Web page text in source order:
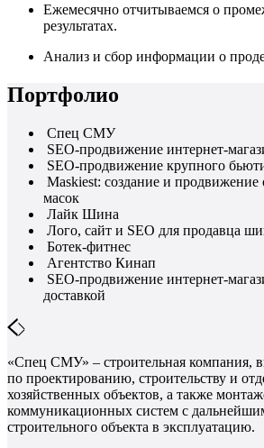
Ежемесячно отчитываемся о
результатах.
Анализ и сбор информации о
Портфолио
Спец СМУ
SEO-продвижение интернет-
SEO-продвижение крупного
Maskiest: создание и продвижение
масок
Лайк Шина
Лого, сайт и SEO для продавца
Ботек-фитнес
Агентство Кинап
SEO-продвижение интернет-
доставкой
«Спец СМУ» – строительная компания,
по проектированию, строительству и
хозяйственных объектов, а также
коммуникационных систем с
строительного объекта в эксплуатацию.